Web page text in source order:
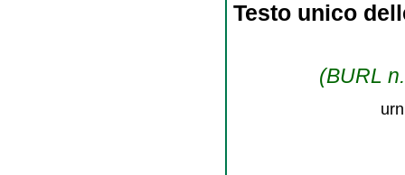
Testo unico
(BURL